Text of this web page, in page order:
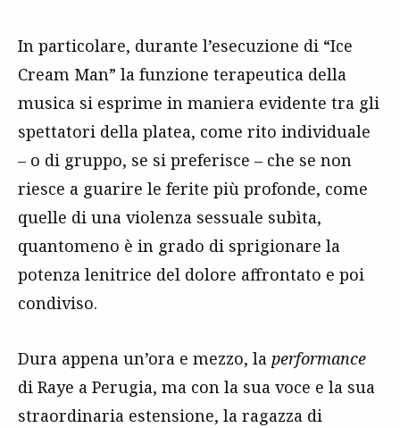
In particolare, durante l’esecuzione di “Ice
Cream Man” la funzione terapeutica della
musica si esprime in maniera evidente tra gli
spettatori della platea, come rito individuale
– o di gruppo, se si preferisce – che se non
riesce a guarire le ferite più profonde, come
quelle di una violenza sessuale subìta,
quantomeno è in grado di sprigionare la
potenza lenitrice del dolore affrontato e poi
condiviso.
Dura appena un’ora e mezzo, la performance
di Raye a Perugia, ma con la sua voce e la sua
straordinaria estensione, la ragazza di